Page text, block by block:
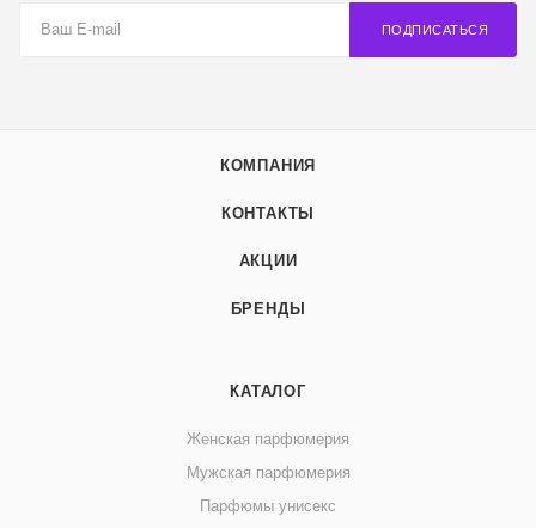
ПОДПИСАТЬСЯ
КОМПАНИЯ
КОНТАКТЫ
АКЦИИ
БРЕНДЫ
КАТАЛОГ
Женская парфюмерия
Мужская парфюмерия
Парфюмы унисекс